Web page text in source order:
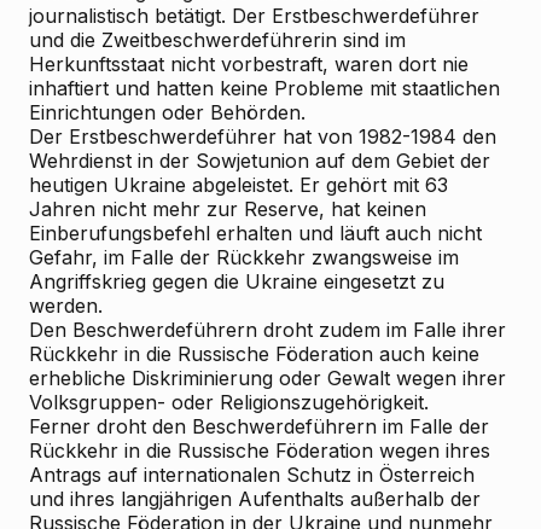
journalistisch betätigt. Der Erstbeschwerdeführer
und die Zweitbeschwerdeführerin sind im
Herkunftsstaat nicht vorbestraft, waren dort nie
inhaftiert und hatten keine Probleme mit staatlichen
Einrichtungen oder Behörden.
Der Erstbeschwerdeführer hat von 1982-1984 den
Wehrdienst in der Sowjetunion auf dem Gebiet der
heutigen Ukraine abgeleistet. Er gehört mit 63
Jahren nicht mehr zur Reserve, hat keinen
Einberufungsbefehl erhalten und läuft auch nicht
Gefahr, im Falle der Rückkehr zwangsweise im
Angriffskrieg gegen die Ukraine eingesetzt zu
werden.
Den Beschwerdeführern droht zudem im Falle ihrer
Rückkehr in die Russische Föderation auch keine
erhebliche Diskriminierung oder Gewalt wegen ihrer
Volksgruppen- oder Religionszugehörigkeit.
Ferner droht den Beschwerdeführern im Falle der
Rückkehr in die Russische Föderation wegen ihres
Antrags auf internationalen Schutz in Österreich
und ihres langjährigen Aufenthalts außerhalb der
Russische Föderation in der Ukraine und nunmehr